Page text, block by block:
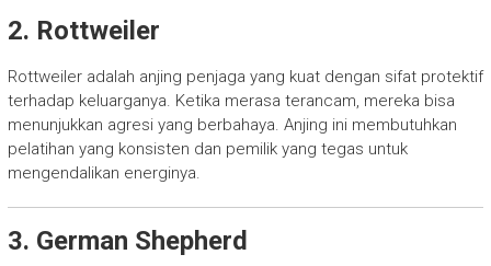
2. Rottweiler
Rottweiler adalah anjing penjaga yang kuat dengan sifat protektif
terhadap keluarganya. Ketika merasa terancam, mereka bisa
menunjukkan agresi yang berbahaya. Anjing ini membutuhkan
pelatihan yang konsisten dan pemilik yang tegas untuk
mengendalikan energinya.
3. German Shepherd